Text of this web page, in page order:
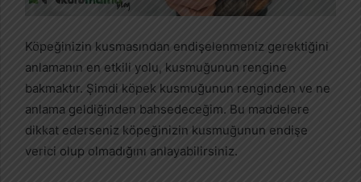
Köpeğinizin kusmasından endişelenmeniz gerektiğini
anlamanın en etkili yolu, kusmuğunun rengine
bakmaktır. Şimdi köpek kusmuğunun renginden ve ne
anlama geldiğinden bahsedeceğim. Bu maddelere
dikkat ederseniz köpeğinizin kusmuğunun endişe
verici olup olmadığını anlayabilirsiniz.